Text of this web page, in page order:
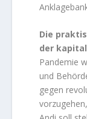
Die
der
Pandemie
und
gegen